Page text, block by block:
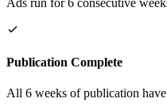
Publication Complete
All 6 weeks of publication